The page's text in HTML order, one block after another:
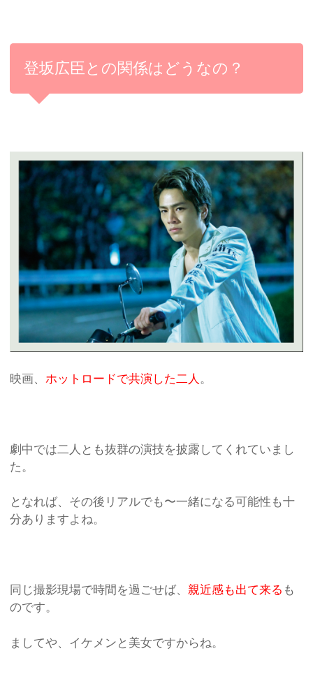
登坂広臣との関係はどうなの？
映画、ホットロードで共演した二人 。
劇中では二人とも抜群の演技を披露してくれていまし
た。
となれば、その後リアルでも〜一緒になる可能性も十
分ありますよね。
同じ撮影現場で時間を過ごせば、親近感も出て来る も
のです。
ましてや、イケメンと美女ですからね。